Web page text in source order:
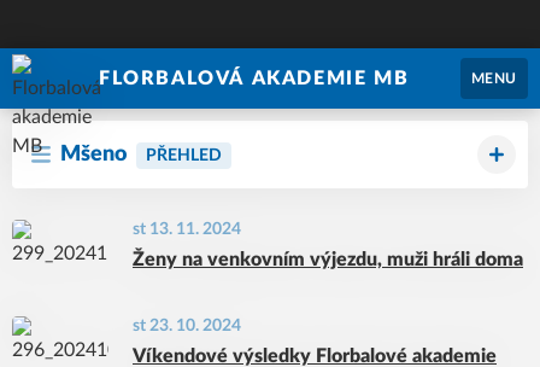
FLORBALOVÁ AKADEMIE MB MENU
Mšeno PŘEHLED
st 13. 11. 2024
Ženy na venkovním výjezdu, muži hráli doma
st 23. 10. 2024
Víkendové výsledky Florbalové akademie